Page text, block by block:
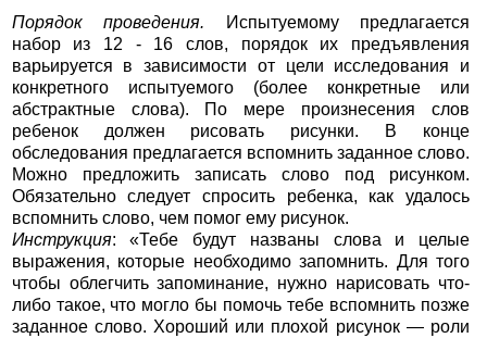
Порядок проведения. Испытуемому предлагается
набор из 12 - 16 слов, порядок их предъявления
варьируется в зависимости от цели исследования и
конкретного испытуемого (более конкретные или
абстрактные слова). По мере произнесения слов
ребенок должен рисовать рисунки. В конце
обследования предлагается вспомнить заданное слово.
Можно предложить записать слово под рисунком.
Обязательно следует спросить ребенка, как удалось
вспомнить слово, чем помог ему рисунок.
Инструкция: «Тебе будут названы слова и целые
выражения, которые необходимо запомнить. Для того
чтобы облегчить запоминание, нужно нарисовать что-
либо такое, что могло бы помочь тебе вспомнить позже
заданное слово. Хороший или плохой рисунок — роли